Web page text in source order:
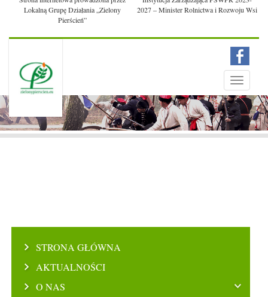
Lokalną Grupę Działania „Zielony
Pierścień”
2027 – Minister Rolnictwa i Rozwoju Wsi
Toggle
Menu
STRONA GŁÓWNA
AKTUALNOŚCI
O NAS